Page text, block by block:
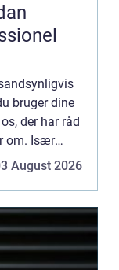
bruger dine
der har råd
om. Især
og maskiner
August 2026